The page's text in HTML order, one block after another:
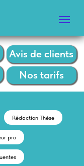
Rédaction Thèse
pro